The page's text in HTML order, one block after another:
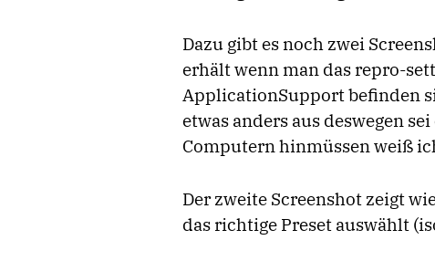
Dazu gibt es noch zwei
erhält wenn man das repro-
ApplicationSupport befinden
etwas anders aus deswegen
Computern hinmüssen weiß
Der zweite Screenshot zeigt
das richtige Preset auswählt